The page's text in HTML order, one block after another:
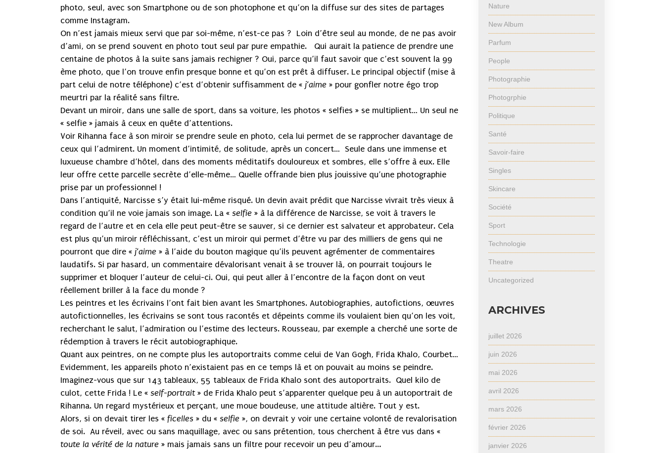
photo, seul, avec son Smartphone ou de son photophone et qu’on la diffuse sur des sites de partages
comme Instagram.
On n’est jamais mieux servi que par soi-même, n’est-ce pas ? Loin d’être seul au monde, de ne pas avoir
d’ami, on se prend souvent en photo tout seul par pure empathie. Qui aurait la patience de prendre une
centaine de photos à la suite sans jamais rechigner ? Oui, parce qu’il faut savoir que c’est souvent la 99
ème photo, que l’on trouve enfin presque bonne et qu’on est prêt à diffuser. Le principal objectif (mise à
part celui de notre téléphone) c’est d’obtenir suffisamment de « j’aime » pour gonfler notre égo trop
meurtri par la réalité sans filtre.
Devant un miroir, dans une salle de sport, dans sa voiture, les photos « selfies » se multiplient… Un seul ne
« selfie » jamais à ceux en quête d’attentions.
Voir Rihanna face à son miroir se prendre seule en photo, cela lui permet de se rapprocher davantage de
ceux qui l’admirent. Un moment d’intimité, de solitude, après un concert… Seule dans une immense et
luxueuse chambre d’hôtel, dans des moments méditatifs douloureux et sombres, elle s’offre à eux. Elle
leur offre cette parcelle secrète d’elle-même… Quelle offrande bien plus jouissive qu’une photographie
prise par un professionnel !
Dans l’antiquité, Narcisse s’y était lui-même risqué. Un devin avait prédit que Narcisse vivrait très vieux à
condition qu’il ne voie jamais son image. La « selfie » à la différence de Narcisse, se voit à travers le
regard de l’autre et en cela elle peut peut-être se sauver, si ce dernier est salvateur et approbateur. Cela
est plus qu’un miroir réfléchissant, c’est un miroir qui permet d’être vu par des milliers de gens qui ne
pourront que dire « j’aime » à l’aide du bouton magique qu’ils peuvent agrémenter de commentaires
laudatifs. Si par hasard, un commentaire dévalorisant venait à se trouver là, on pourrait toujours le
supprimer et bloquer l’auteur de celui-ci. Oui, qui peut aller à l’encontre de la façon dont on veut
réellement briller à la face du monde ?
Les peintres et les écrivains l’ont fait bien avant les Smartphones. Autobiographies, autofictions, œuvres
autofictionnelles, les écrivains se sont tous racontés et dépeints comme ils voulaient bien qu’on les voit,
recherchant le salut, l’admiration ou l’estime des lecteurs. Rousseau, par exemple a cherché une sorte de
rédemption à travers le récit autobiographique.
Quant aux peintres, on ne compte plus les autoportraits comme celui de Van Gogh, Frida Khalo, Courbet…
Evidemment, les appareils photo n’existaient pas en ce temps là et on pouvait au moins se peindre.
Imaginez-vous que sur 143 tableaux, 55 tableaux de Frida Khalo sont des autoportraits. Quel kilo de
culot, cette Frida ! Le « self-portrait» de Frida Khalo peut s’apparenter quelque peu à un autoportrait de
Rihanna. Un regard mystérieux et perçant, une moue boudeuse, une attitude altière. Tout y est.
Alors, si on devait tirer les « ficelles » du « selfie », on devrait y voir une certaine volonté de revalorisation
de soi. Au réveil, avec ou sans maquillage, avec ou sans prétention, tous cherchent à être vus dans «
toute la vérité de la nature » mais jamais sans un filtre pour recevoir un peu d’amour...
Nature
New Album
Parfum
People
Photographie
Photogrphie
Politique
Santé
Savoir-faire
Singles
Skincare
Société
Sport
Technologie
Theatre
Uncategorized
ARCHIVES
juillet 2026
juin 2026
mai 2026
avril 2026
mars 2026
février 2026
janvier 2026